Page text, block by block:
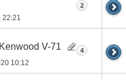
22:21
2
V-71
10:12
4